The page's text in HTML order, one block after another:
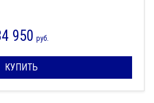
950 руб.
КУПИТЬ